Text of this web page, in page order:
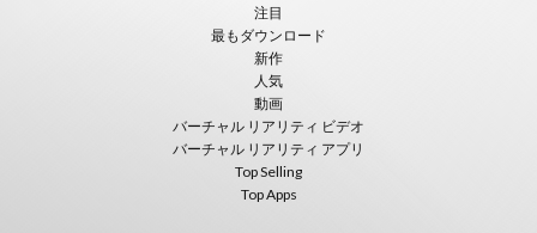
注目
最もダウンロード
新作
人気
動画
バーチャル リアリティ ビデオ
バーチャル リアリティ アプリ
Top Selling
Top Apps